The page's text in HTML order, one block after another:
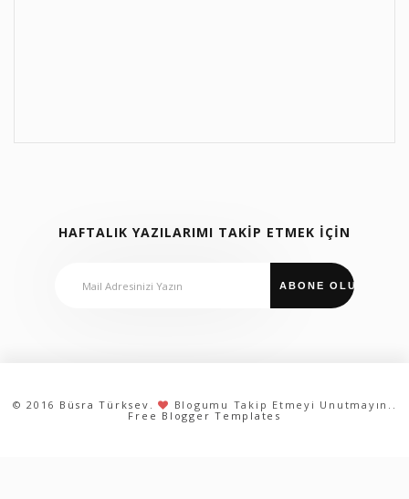
HAFTALIK YAZILARIMI TAKİP ETMEK İÇİN
© 2016 Büsra Türksev
Blogumu Takip Etmeyi Unutmayın..
Free Blogger Templates